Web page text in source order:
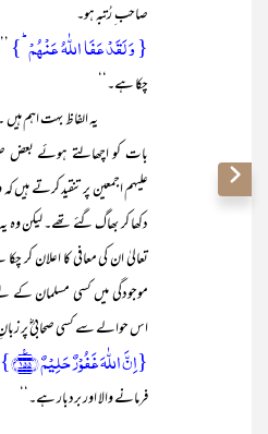
صاحب ِ رُتبہ ہو۔
{ وَ لَقَدۡ عَفَا اللّٰہُ عَنۡہُمۡ ؕ}
چکا ہے۔‘‘
یہ الفاظ بہت اہم ہیں
بات کو اچھالتے ہوئے بعض
علیہم اجمعین پر تنقید کرتے
دکھا کر بھاگ گئے تھے۔ لیکن وہ
تعالیٰ ان کی معافی کا اعلان کر
موجودگی میں کسی مسلمان کے
اس حوالے سے کسی صحابیؓ پر
{اِنَّ اللّٰہَ غَفُوۡرٌ حَلِیۡمٌ ﴿۱۵۵﴾٪}
فرمانے والا اور بردبار ہے۔‘‘